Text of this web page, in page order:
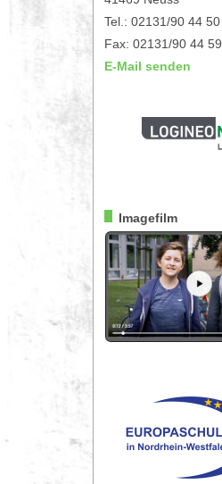
Tel.: 02131/90 44 50
Fax: 02131/90 44 59
E-Mail senden
Imagefilm